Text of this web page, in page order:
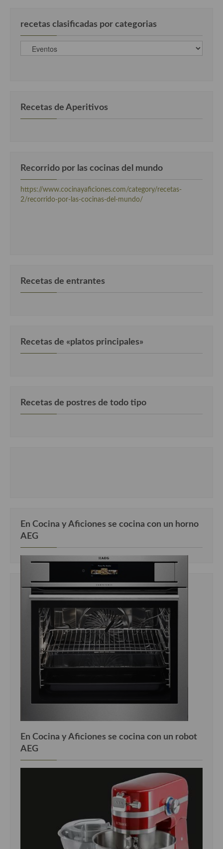
recetas clasificadas por categorias
recetas
clasificadas
Recetas de Aperitivos
Recorrido por las cocinas del mundo
https://www.cocinayaficiones.com/category/recetas-
2/recorrido-por-las-cocinas-del-mundo/
Recetas de entrantes
Recetas de «platos principales»
Recetas de postres de todo tipo
En Cocina y Aficiones se cocina con un horno
AEG
En Cocina y Aficiones se cocina con un robot
AEG